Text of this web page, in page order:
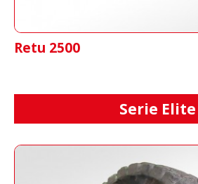
Retu 2500
Serie Elite